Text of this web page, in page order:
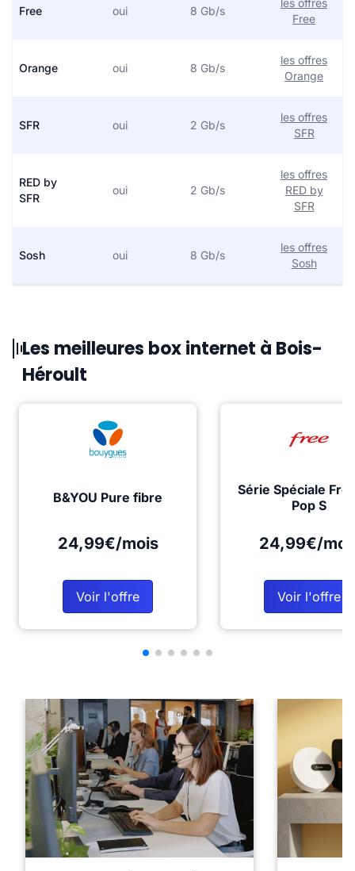
Free oui 8 Gb/s
les offres
Free
Orange oui 8 Gb/s
les offres
Orange
SFR oui 2 Gb/s
les offres
SFR
RED by
SFR
oui 2 Gb/s
les offres
RED by
SFR
Sosh oui 8 Gb/s
les offres
Sosh
Les meilleures box internet à Bois-
Héroult
B&YOU Pure fibre
24,99€/mois
Voir l'offre
Série Spéciale
Pop S
24,99€/
Voir l'offre